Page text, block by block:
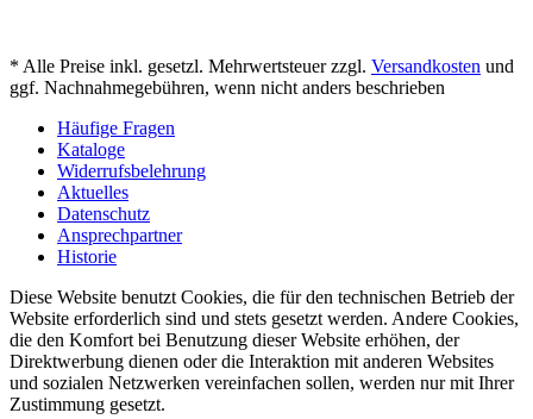
* Alle Preise inkl. gesetzl. Mehrwertsteuer zzgl. Versandkosten und
ggf. Nachnahmegebühren, wenn nicht anders beschrieben
Häufige Fragen
Kataloge
Widerrufsbelehrung
Aktuelles
Datenschutz
Ansprechpartner
Historie
Diese Website benutzt Cookies, die für den technischen Betrieb der
Website erforderlich sind und stets gesetzt werden. Andere Cookies,
die den Komfort bei Benutzung dieser Website erhöhen, der
Direktwerbung dienen oder die Interaktion mit anderen Websites
und sozialen Netzwerken vereinfachen sollen, werden nur mit Ihrer
Zustimmung gesetzt.